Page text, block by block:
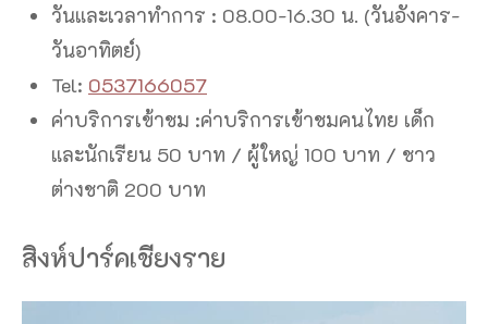
วันและเวลาทำการ : 08.00-16.30 น. (วันอังคาร-
วันอาทิตย์)
Tel: 0537166057
ค่าบริการเข้าชม :ค่าบริการเข้าชมคนไทย เด็ก
และนักเรียน 50 บาท / ผู้ใหญ่ 100 บาท / ชาว
ต่างชาติ 200 บาท
สิงห์ปาร์คเชียงราย